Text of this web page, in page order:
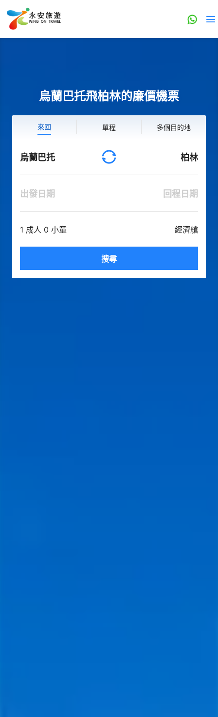
烏蘭巴托飛柏林的廉價機票
來回 單程 多個目的地
烏蘭巴托 柏林
出發日期 回程日期
1 成人 0 小童 經濟艙
搜尋